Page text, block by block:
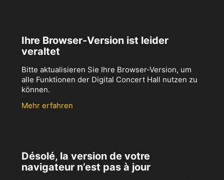
Ihre Browser-Version ist leider
veraltet
Bitte aktualisieren Sie Ihre Browser-Version, um
alle Funktionen der Digital Concert Hall nutzen zu
können.
Mehr erfahren
Désolé, la version de votre
navigateur n’est pas à jour